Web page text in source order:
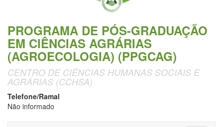
PROGRAMA DE PÓS-GRADUAÇÃO
EM CIÊNCIAS AGRÁRIAS
(AGROECOLOGIA) (PPGCAG)
CENTRO DE CIÊNCIAS HUMANAS SOCIAIS E
AGRÁRIAS (CCHSA)
Telefone/Ramal
Não informado